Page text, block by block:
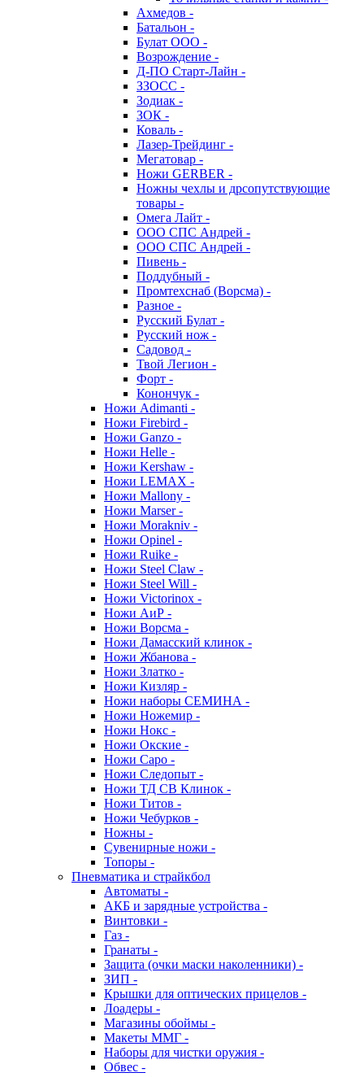
Ахмедов -
Батальон -
Булат ООО -
Возрождение -
Д-ПО Старт-Лайн -
ЗЗОСС -
Зодиак -
ЗОК -
Коваль -
Лазер-Трейдинг -
Мегатовар -
Ножи GERBER -
Ножны чехлы и дрсопутствующие
товары -
Омега Лайт -
ООО СПС Андрей -
ООО СПС Андрей -
Пивень -
Поддубный -
Промтехснаб (Ворсма) -
Разное -
Русский Булат -
Русский нож -
Садовод -
Твой Легион -
Форт -
Конончук -
Ножи Adimanti -
Ножи Firebird -
Ножи Ganzo -
Ножи Helle -
Ножи Kershaw -
Ножи LEMAX -
Ножи Mallony -
Ножи Marser -
Ножи Morakniv -
Ножи Opinel -
Ножи Ruike -
Ножи Steel Claw -
Ножи Steel Will -
Ножи Victorinox -
Ножи АиР -
Ножи Ворсма -
Ножи Дамасский клинок -
Ножи Жбанова -
Ножи Златко -
Ножи Кизляр -
Ножи наборы СЕМИНА -
Ножи Ножемир -
Ножи Нокс -
Ножи Окские -
Ножи Саро -
Ножи Следопыт -
Ножи ТД СВ Клинок -
Ножи Титов -
Ножи Чебурков -
Ножны -
Сувенирные ножи -
Топоры -
Пневматика и страйкбол
Автоматы -
АКБ и зарядные устройства -
Винтовки -
Газ -
Гранаты -
Защита (очки маски наколенники) -
ЗИП -
Крышки для оптических прицелов -
Лоадеры -
Магазины обоймы -
Макеты ММГ -
Наборы для чистки оружия -
Обвес -